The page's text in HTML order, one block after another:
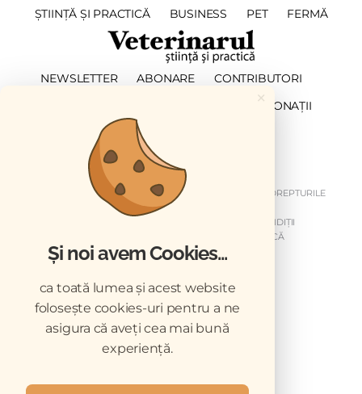
ȘTIINȚĂ ȘI PRACTICĂ BUSINESS PET FERMĂ
NEWSLETTER ABONARE CONTRIBUTORI
DONAȚII
COPYRIGHT © 2026 REVISTELE VETERINARUL. TOATE DREPTURILE
REZERVATE.
TERMENI ȘI CONDIȚII
CODUL DE ETICĂ
MEDIA KIT
×
Și noi avem Cookies...
ca toată lumea și acest website
folosește cookies-uri pentru a ne
asigura că aveți cea mai bună
experiență.